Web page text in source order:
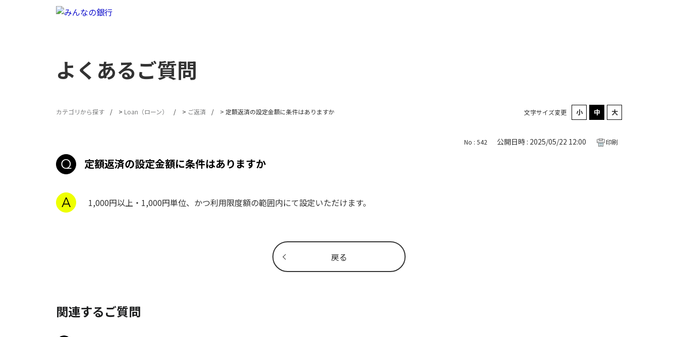
よくあるご質問
文字サイズ変更
カテゴリから探す > Loan（ローン） > ご返済 > 定額返済の設定金額に条件はありますか
戻る
No : 542 公開日時 : 2025/05/22 12:00 印刷
定額返済の設定金額に条件はありますか
1,000円以上・1,000円単位、かつ利用限度額の範囲内にて設定いただけます。
関連するご質問